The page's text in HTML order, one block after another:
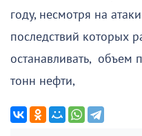
году, несмотря на
последствий которых
останавливать, объем
тонн нефти,